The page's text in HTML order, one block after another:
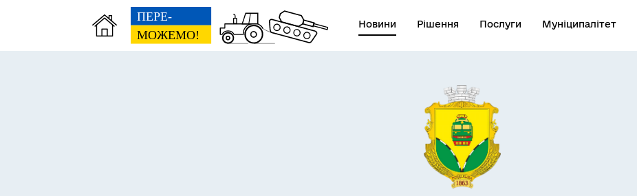
Новини Рішення Послуги Муніципалітет
Пам’яті військових громади